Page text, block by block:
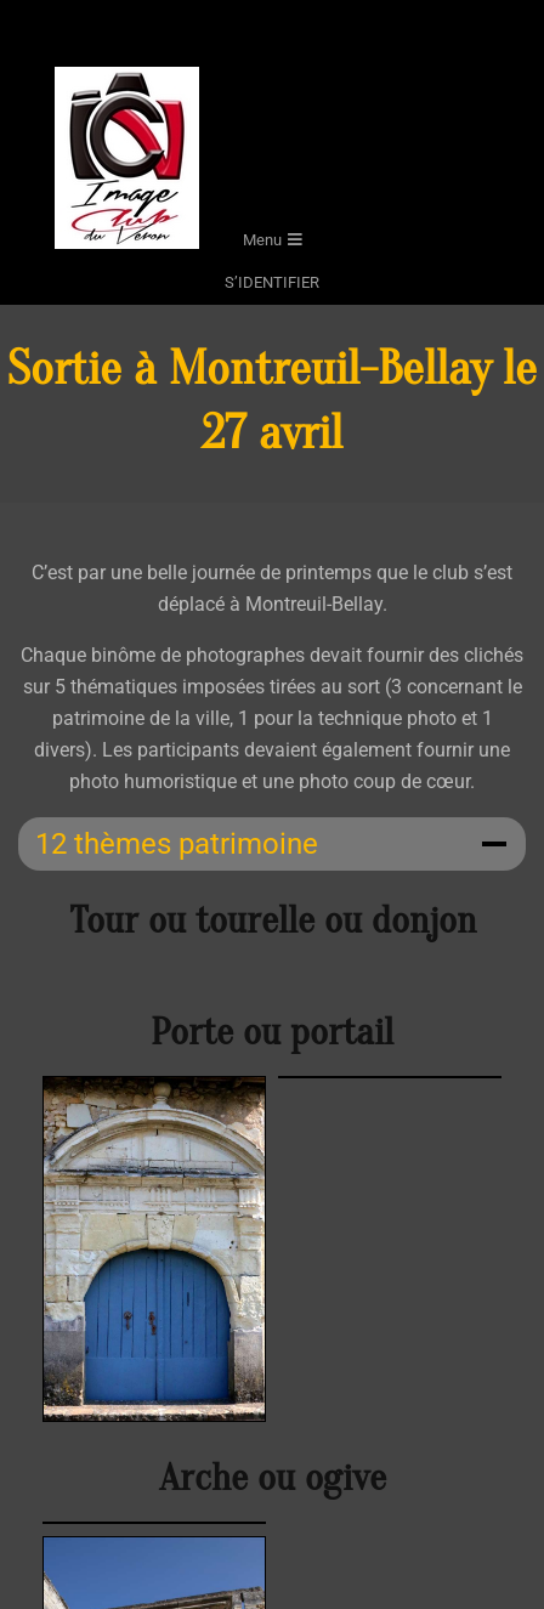
Menu
S’IDENTIFIER
Sortie à Montreuil-Bellay le
27 avril
C’est par une belle journée de printemps que le club s’est
déplacé à Montreuil-Bellay.
Chaque binôme de photographes devait fournir des clichés
sur 5 thématiques imposées tirées au sort (3 concernant le
patrimoine de la ville, 1 pour la technique photo et 1
divers). Les participants devaient également fournir une
photo humoristique et une photo coup de cœur.
12 thèmes patrimoine
Tour ou tourelle ou donjon
Porte ou portail
Arche ou ogive